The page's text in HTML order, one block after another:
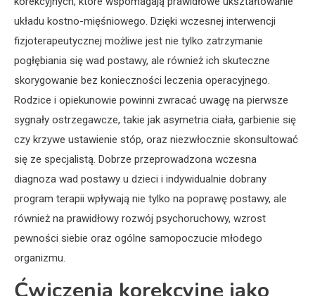
układu kostno-mięśniowego. Dzięki wczesnej interwencji
fizjoterapeutycznej możliwe jest nie tylko zatrzymanie
pogłębiania się wad postawy, ale również ich skuteczne
skorygowanie bez konieczności leczenia operacyjnego.
Rodzice i opiekunowie powinni zwracać uwagę na pierwsze
sygnały ostrzegawcze, takie jak asymetria ciała, garbienie się
czy krzywe ustawienie stóp, oraz niezwłocznie skonsultować
się ze specjalistą. Dobrze przeprowadzona wczesna
diagnoza wad postawy u dzieci i indywidualnie dobrany
program terapii wpływają nie tylko na poprawę postawy, ale
również na prawidłowy rozwój psychoruchowy, wzrost
pewności siebie oraz ogólne samopoczucie młodego
organizmu.